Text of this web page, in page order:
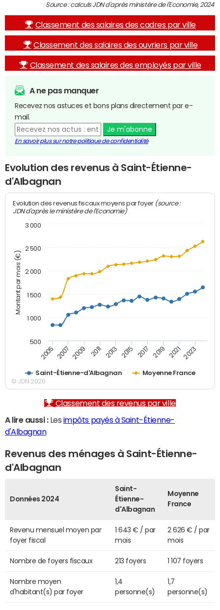
Source : calculs JDN d'après ministère de l'Economie, 2024
Classement des salaires des cadres par ville
Classement des salaires des ouvriers par ville
Classement des salaires des employés par ville
A ne pas manquer
Recevez nos astuces et bons plans directement par e-
mail.
Je m'abonne
En savoir plus sur notre politique de confidentialité
Evolution des revenus à Saint-Étienne-
d'Albagnan
Montant par mois (€)
Evolution des revenus fiscaux moyens par foyer (source :
JDN d'après le ministère de l'Economie)
Saint-Étienne-d'Albagnan Moyenne France
2005 2007 2009 2011 2013 2015 2017 2019 2021 2023
500
1 000
1 500
2 000
2 500
3 000
© JDN 2026
Classement des revenus par ville
A lire aussi :Les impôts payés à Saint-Étienne-
d'Albagnan
Revenus des ménages à Saint-Étienne-
d'Albagnan
Données 2024
Saint-
Étienne-
d'Albagnan
Moyenne
France
Revenu mensuel moyen par
foyer fiscal
1 643 € / par
mois
2 626 € / par
mois
Nombre de foyers fiscaux 213 foyers 1 107 foyers
Nombre moyen
d'habitant(s) par foyer
1,4
personne(s)
1,7
personne(s)